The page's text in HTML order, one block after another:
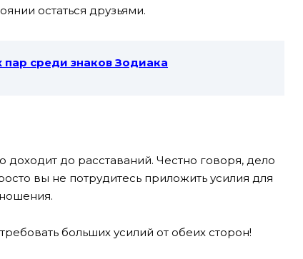
остаться друзьями.
пар среди знаков Зодиака
до расставаний. Честно говоря, дело
вы не потрудитесь приложить усилия для
больших усилий от обеих сторон!